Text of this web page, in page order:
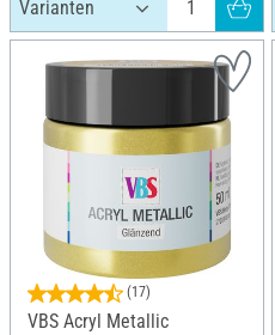
(17)
VBS Acryl Metallic